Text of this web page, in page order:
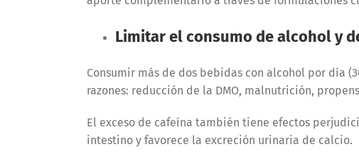
Limitar el consumo de alcohol y
Consumir más de dos bebidas con alcohol por día
razones: reducción de la DMO, malnutrición,
El exceso de cafeína también tiene efectos
intestino y favorece la excreción urinaria de calcio.